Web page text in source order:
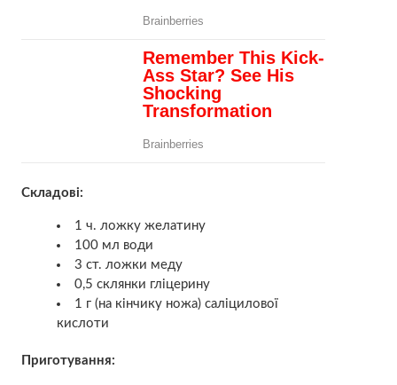
Складові:
1 ч. ложку желатину
100 мл води
3 ст. ложки меду
0,5 склянки гліцерину
1 г (на кінчику ножа) саліцилової
кислоти
Приготування: